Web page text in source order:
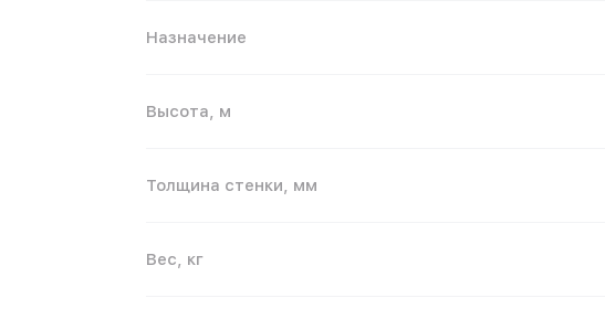
Назначение
Высота, м
Толщина стенки, мм
Вес, кг